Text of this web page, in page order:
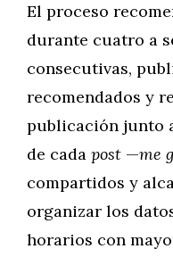
El proceso
durante cuatro a
consecutivas,
recomendados y
publicación junto
de cada post —me
compartidos y
organizar los
horarios con